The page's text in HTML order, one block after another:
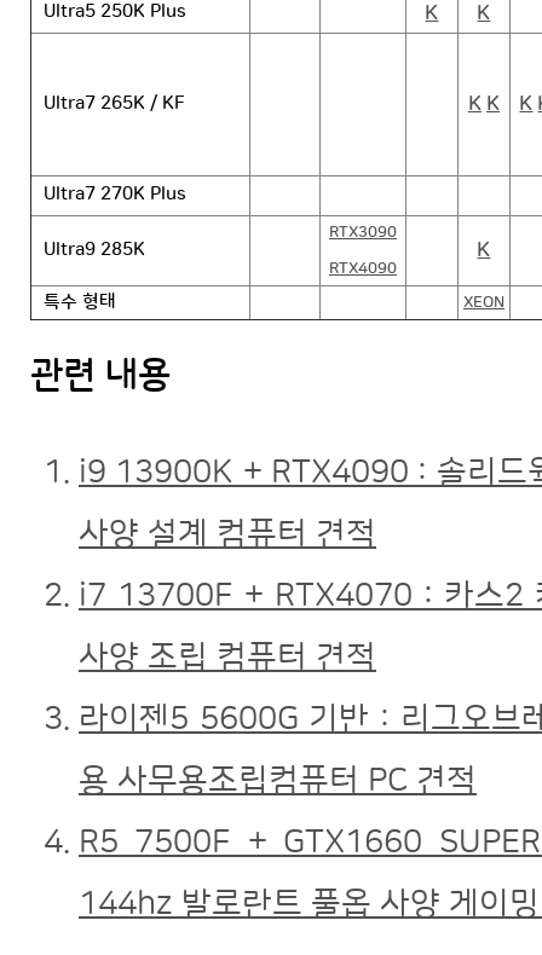
Ultra5 250K Plus K K
Ultra7 265K / KF K K K
Ultra7 270K Plus
Ultra9 285K
RTX3090
RTX4090
K
특수 형태 XEON
관련 내용
i9 13900K + RTX4090 : 솔리드
사양 설계 컴퓨터 견적
i7 13700F + RTX4070 : 카스2
사양 조립 컴퓨터 견적
라이젠5 5600G 기반 : 리그오브
용 사무용조립컴퓨터 PC 견적
R5 7500F + GTX1660
144hz 발로란트 풀옵 사양 게이